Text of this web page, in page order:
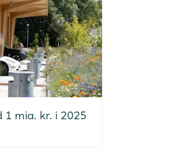
mia. kr. i 2025